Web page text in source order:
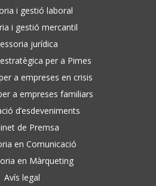
i gestió laboral
i gestió mercantil
jurídica
per a Pimes
a empreses en crisis
a empreses familiars
d’esdeveniments
de Premsa
en Comunicació
en Màrqueting
Avís legal